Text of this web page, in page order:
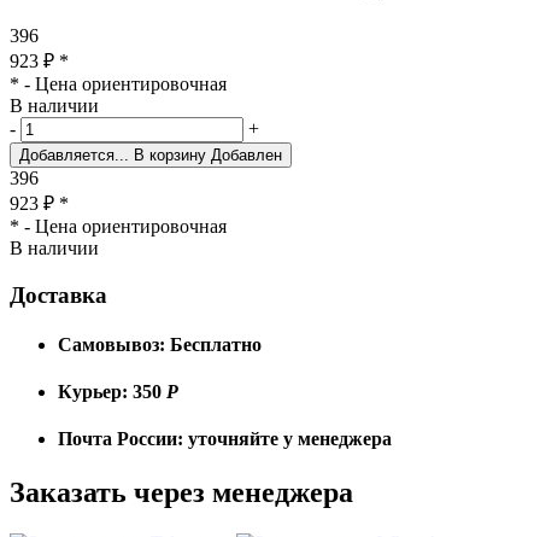
396
923 ₽ *
* - Цена ориентировочная
В наличии
-
+
Добавляется... В корзину Добавлен
396
923 ₽ *
* - Цена ориентировочная
В наличии
Доставка
Самовывоз: Бесплатно
Курьер: 350 Р
Почта России: уточняйте у менеджера
Заказать через менеджера